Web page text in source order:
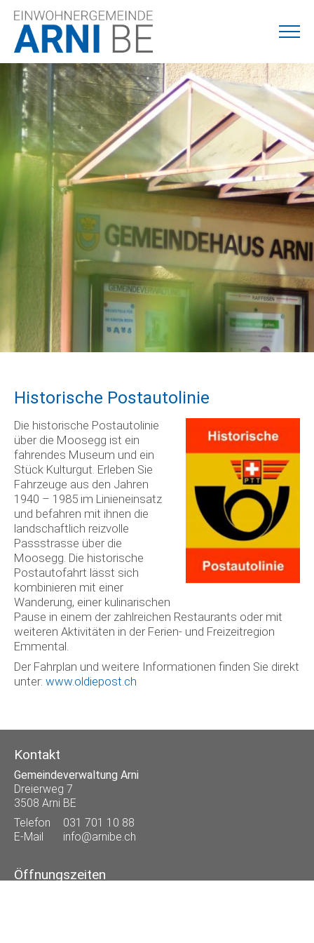
Historische Postautolinie
Die historische Postautolinie
über die Moosegg ist ein
fahrendes Museum und ein
Stück Kulturgut. Erleben Sie
Fahrzeuge aus den Jahren
1940 – 1985 im Linieneinsatz
und befahren mit ihnen die
landschaftlich reizvolle
Passstrasse über die
Moosegg. Die historische
Postautofahrt lässt sich
kombinieren mit einer
Wanderung, einer kulinarischen
Pause in einem der zahlreichen Restaurants oder mit
weiteren Aktivitäten in der Ferien- und Freizeitregion
Emmental.
Der Fahrplan und weitere Informationen finden Sie direkt
unter: www.oldiepost.ch
Kontakt
Gemeindeverwaltung Arni
Dreierweg 7
3508 Arni BE
Telefon
031 701 10 88
E-Mail
info@arnibe.ch
Öffnungszeiten